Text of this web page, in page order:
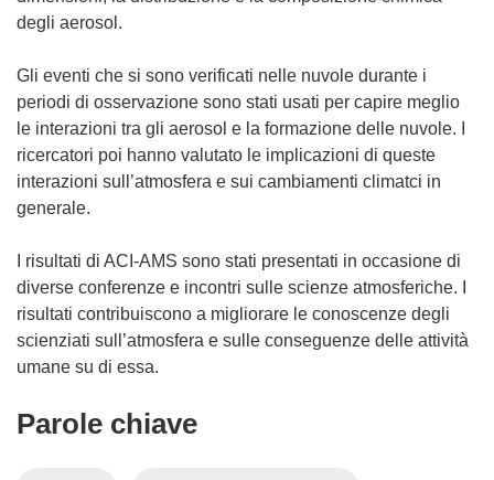
degli aerosol.
Gli eventi che si sono verificati nelle nuvole durante i
periodi di osservazione sono stati usati per capire meglio
le interazioni tra gli aerosol e la formazione delle nuvole. I
ricercatori poi hanno valutato le implicazioni di queste
interazioni sull’atmosfera e sui cambiamenti climatci in
generale.
I risultati di ACI-AMS sono stati presentati in occasione di
diverse conferenze e incontri sulle scienze atmosferiche. I
risultati contribuiscono a migliorare le conoscenze degli
scienziati sull’atmosfera e sulle conseguenze delle attività
umane su di essa.
Parole chiave